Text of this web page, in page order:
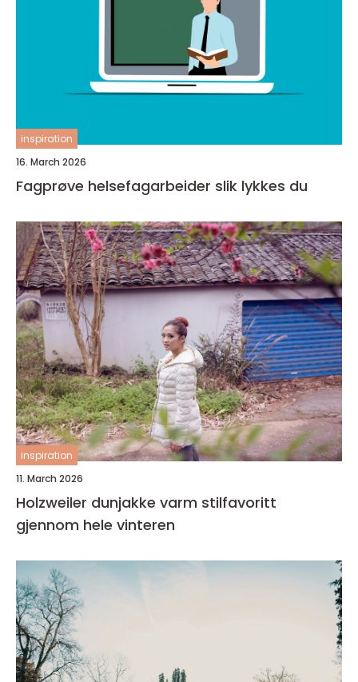
inspiration
16. March 2026
Fagprøve helsefagarbeider slik lykkes du
inspiration
11. March 2026
Holzweiler dunjakke varm stilfavoritt
gjennom hele vinteren